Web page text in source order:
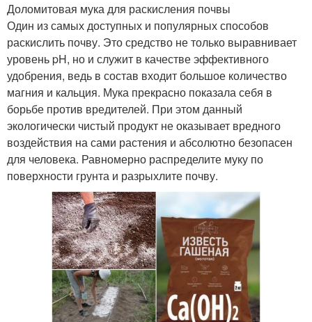
Доломитовая мука для раскисления почвы
Один из самых доступных и популярных способов
раскислить почву. Это средство не только выравнивает
уровень pH, но и служит в качестве эффективного
удобрения, ведь в состав входит большое количество
магния и кальция. Мука прекрасно показала себя в
борьбе против вредителей. При этом данный
экологически чистый продукт не оказывает вредного
воздействия на сами растения и абсолютно безопасен
для человека. Равномерно распределите муку по
поверхности грунта и разрыхлите почву.